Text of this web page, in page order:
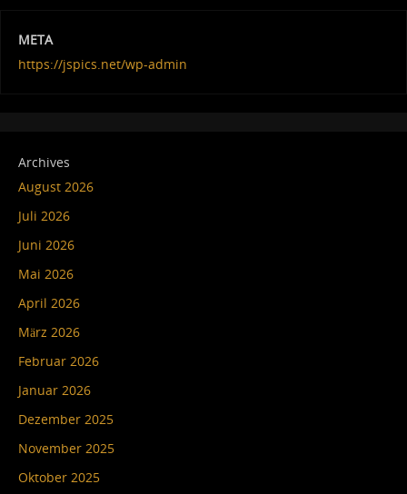
META
https://jspics.net/wp-admin
Archives
August 2026
Juli 2026
Juni 2026
Mai 2026
April 2026
März 2026
Februar 2026
Januar 2026
Dezember 2025
November 2025
Oktober 2025